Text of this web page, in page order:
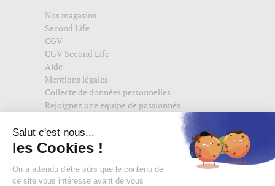
Nos magasins
Second Life
CGV
CGV Second Life
Aide
Mentions légales
Collecte de données personnelles
Rejoignez une équipe de passionnés
edisac.com
edisac.nl.
Rejoignez la communauté edisac :